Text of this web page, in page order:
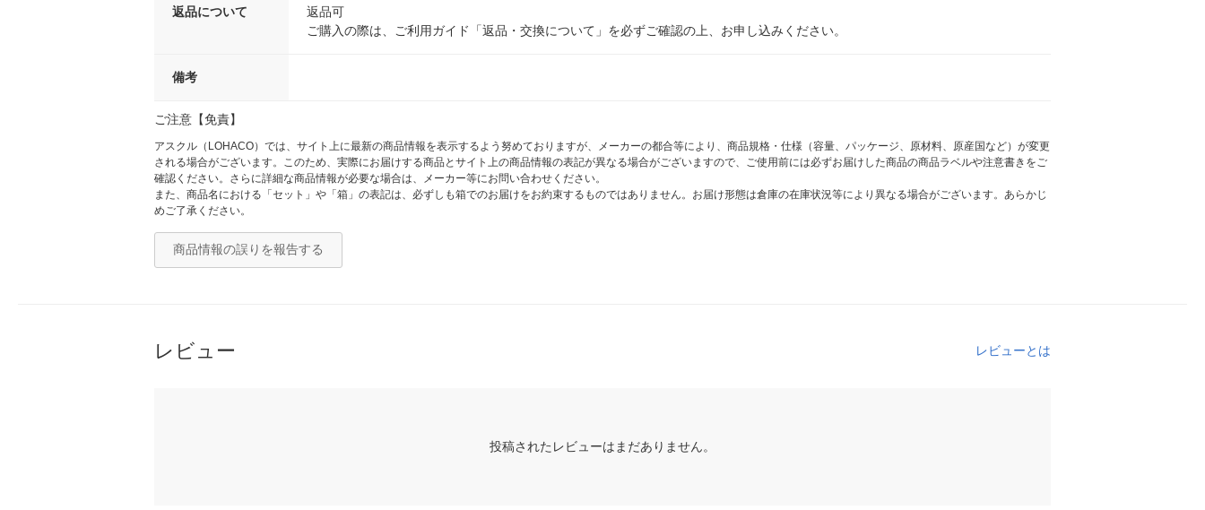
返品について
返品可
ご購入の際は、ご利用ガイド「返品・交換について」を必ずご確認の上、お申し込みください。
備考
ご注意【免責】
アスクル（LOHACO）では、サイト上に最新の商品情報を表示するよう努めておりますが、メーカーの都合等により、商品規格・仕様（容量、パッケージ、原材料、原産国など）が変更
される場合がございます。このため、実際にお届けする商品とサイト上の商品情報の表記が異なる場合がございますので、ご使用前には必ずお届けした商品の商品ラベルや注意書きをご
確認ください。さらに詳細な商品情報が必要な場合は、メーカー等にお問い合わせください。
また、商品名における「セット」や「箱」の表記は、必ずしも箱でのお届けをお約束するものではありません。お届け形態は倉庫の在庫状況等により異なる場合がございます。あらかじ
めご了承ください。
商品情報の誤りを報告する
レビュー レビューとは
投稿されたレビューはまだありません。